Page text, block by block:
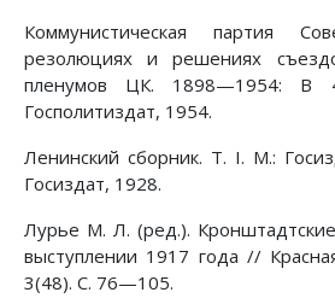
Коммунистическая партия
резолюциях и решениях
пленумов ЦК. 1898—1954:
Госполитиздат, 1954.
Ленинский сборник. Т. I. М.:
Госиздат, 1928.
Лурье М. Л. (ред.).
выступлении 1917 года //
3(48). С. 76—105.